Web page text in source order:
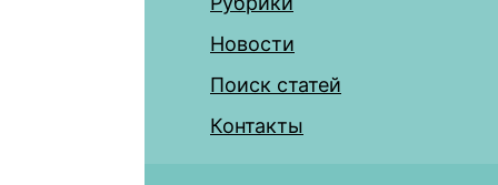
Новости
Поиск статей
Контакты